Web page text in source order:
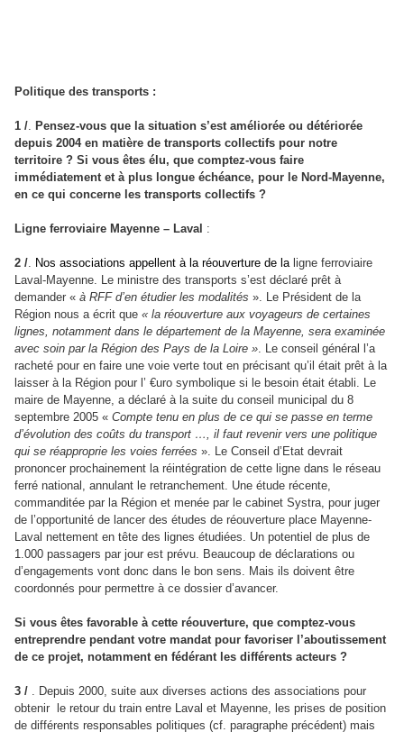
Politique des transports :
1 /. Pensez-vous que la situation s’est améliorée ou détériorée
depuis 2004 en matière de transports collectifs pour notre
territoire ? Si vous êtes élu, que comptez-vous faire
immédiatement et à plus longue échéance, pour le Nord-Mayenne,
en ce qui concerne les transports collectifs ?
Ligne ferroviaire Mayenne – Laval :
2 /. Nos associations appellent à la réouverture de laligne ferroviaire
Laval-Mayenne. Le ministre des transports s’est déclaré prêt à
demander « à RFF d’en étudier les modalités ». Le Président de la
Région nous a écrit que « la réouverture aux voyageurs de certaines
lignes, notamment dans le département de la Mayenne, sera examinée
avec soin par la Région des Pays de la Loire ». Le conseil général l’a
racheté pour en faire une voie verte tout en précisant qu’il était prêt à la
laisser à la Région pour l’ €uro symbolique si le besoin était établi. Le
maire de Mayenne, a déclaré à la suite du conseil municipal du 8
septembre 2005 « Compte tenu en plus de ce qui se passe en terme
d’évolution des coûts du transport …, il faut revenir vers une politique
qui se réapproprie les voies ferrées ». Le Conseil d’Etat devrait
prononcer prochainement la réintégration de cette ligne dans le réseau
ferré national, annulant le retranchement. Une étude récente,
commanditée par la Région et menée par le cabinet Systra, pour juger
de l’opportunité de lancer des études de réouverture place Mayenne-
Laval nettement en tête des lignes étudiées. Un potentiel de plus de
1.000 passagers par jour est prévu. Beaucoup de déclarations ou
d’engagements vont donc dans le bon sens. Mais ils doivent être
coordonnés pour permettre à ce dossier d’avancer.
Si vous êtes favorable à cette réouverture, que comptez-vous
entreprendre pendant votre mandat pour favoriser l’aboutissement
de ce projet, notamment en fédérant les différents acteurs ?
3 / . Depuis 2000, suite aux diverses actions des associations pour
obtenir le retour du train entre Laval et Mayenne, les prises de position
de différents responsables politiques (cf. paragraphe précédent) mais